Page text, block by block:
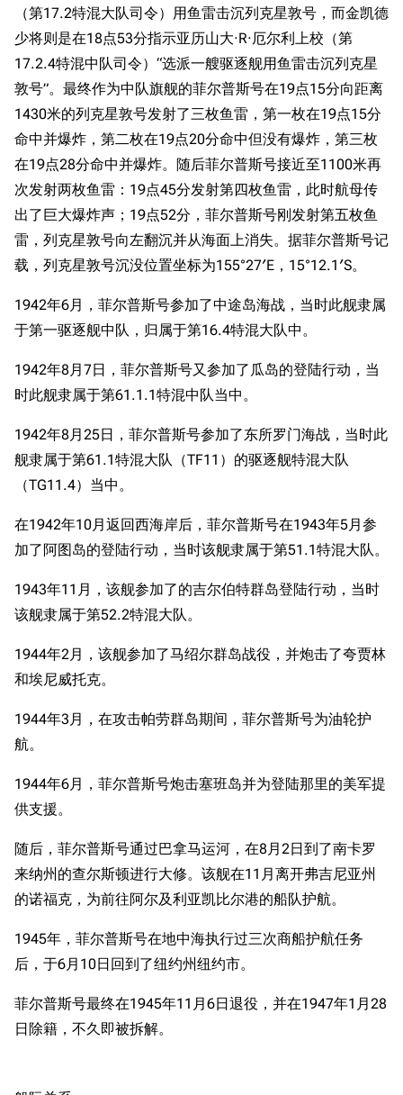
（第17.2特混大队司令）用鱼雷击沉列克星敦号，而金凯德
少将则是在18点53分指示亚历山大·R·厄尔利上校（第
17.2.4特混中队司令）“选派一艘驱逐舰用鱼雷击沉列克星
敦号”。最终作为中队旗舰的菲尔普斯号在19点15分向距离
1430米的列克星敦号发射了三枚鱼雷，第一枚在19点15分
命中并爆炸，第二枚在19点20分命中但没有爆炸，第三枚
在19点28分命中并爆炸。随后菲尔普斯号接近至1100米再
次发射两枚鱼雷：19点45分发射第四枚鱼雷，此时航母传
出了巨大爆炸声；19点52分，菲尔普斯号刚发射第五枚鱼
雷，列克星敦号向左翻沉并从海面上消失。据菲尔普斯号记
载，列克星敦号沉没位置坐标为155°27′E，15°12.1′S。
1942年6月，菲尔普斯号参加了中途岛海战，当时此舰隶属
于第一驱逐舰中队，归属于第16.4特混大队中。
1942年8月7日，菲尔普斯号又参加了瓜岛的登陆行动，当
时此舰隶属于第61.1.1特混中队当中。
1942年8月25日，菲尔普斯号参加了东所罗门海战，当时此
舰隶属于第61.1特混大队（TF11）的驱逐舰特混大队
（TG11.4）当中。
在1942年10月返回西海岸后，菲尔普斯号在1943年5月参
加了阿图岛的登陆行动，当时该舰隶属于第51.1特混大队。
1943年11月，该舰参加了的吉尔伯特群岛登陆行动，当时
该舰隶属于第52.2特混大队。
1944年2月，该舰参加了马绍尔群岛战役，并炮击了夸贾林
和埃尼威托克。
1944年3月，在攻击帕劳群岛期间，菲尔普斯号为油轮护
航。
1944年6月，菲尔普斯号炮击塞班岛并为登陆那里的美军提
供支援。
随后，菲尔普斯号通过巴拿马运河，在8月2日到了南卡罗
来纳州的查尔斯顿进行大修。该舰在11月离开弗吉尼亚州
的诺福克，为前往阿尔及利亚凯比尔港的船队护航。
1945年，菲尔普斯号在地中海执行过三次商船护航任务
后，于6月10日回到了纽约州纽约市。
菲尔普斯号最终在1945年11月6日退役，并在1947年1月28
日除籍，不久即被拆解。